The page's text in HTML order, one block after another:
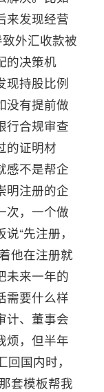
来发现经营
外汇收款被
的决策机
现持股比例
没有提前做
行合规审查
的证明材
感不是帮企
明注册的企
次，一个做
“先注册，
他在注册就
未来一年的
需要什么样
计、董事会
烦，但半年
国内时，
套模板帮我